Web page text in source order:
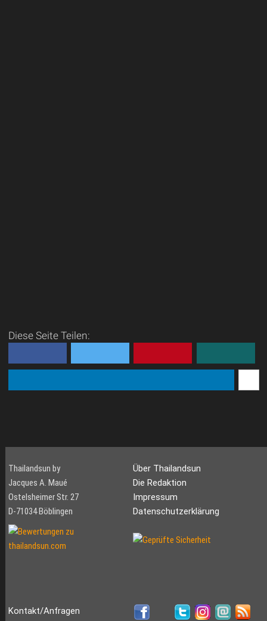
Diese Seite Teilen:
Thailandsun by
Jacques A. Maué
Ostelsheimer Str. 27
D-71034 Böblingen
Über Thailandsun
Die Redaktion
Impressum
Datenschutzerklärung
Kontakt/Anfragen